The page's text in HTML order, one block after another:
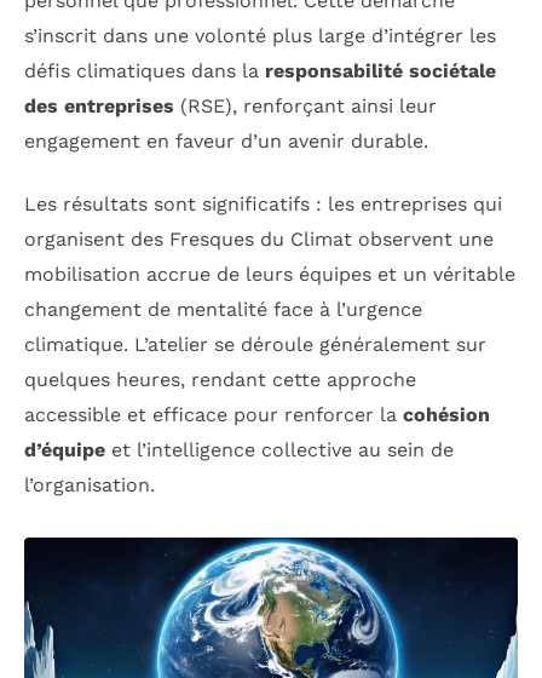
s’inscrit dans une volonté plus large d’intégrer les
défis climatiques dans la responsabilité sociétale
des entreprises (RSE), renforçant ainsi leur
engagement en faveur d’un avenir durable.
Les résultats sont significatifs : les entreprises qui
organisent des Fresques du Climat observent une
mobilisation accrue de leurs équipes et un véritable
changement de mentalité face à l’urgence
climatique. L’atelier se déroule généralement sur
quelques heures, rendant cette approche
accessible et efficace pour renforcer la cohésion
d’équipe et l’intelligence collective au sein de
l’organisation.